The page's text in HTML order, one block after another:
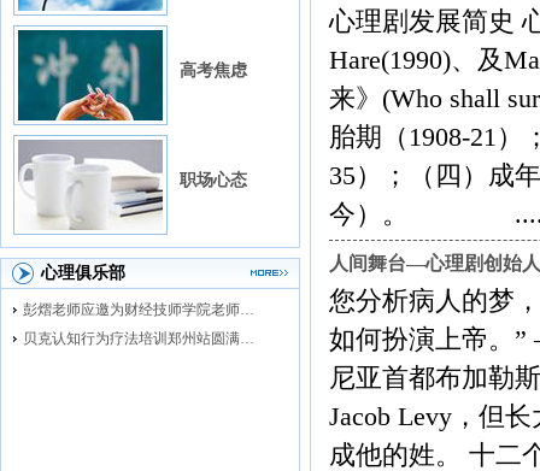
高考焦虑
职场心态
心理俱乐部
彭熠老师应邀为财经技师学院老师进行督导培训
贝克认知行为疗法培训郑州站圆满落幕
心理剧发展简史
Hare(1990)、及
来》(Who shall
胎期（1908-21）
35）；（四）成
今）。
人间舞台—心理剧创始
您分析病人的梦
如何扮演上帝。”
尼亚首都布加勒
Jacob Levy，但
成他的姓。 十二